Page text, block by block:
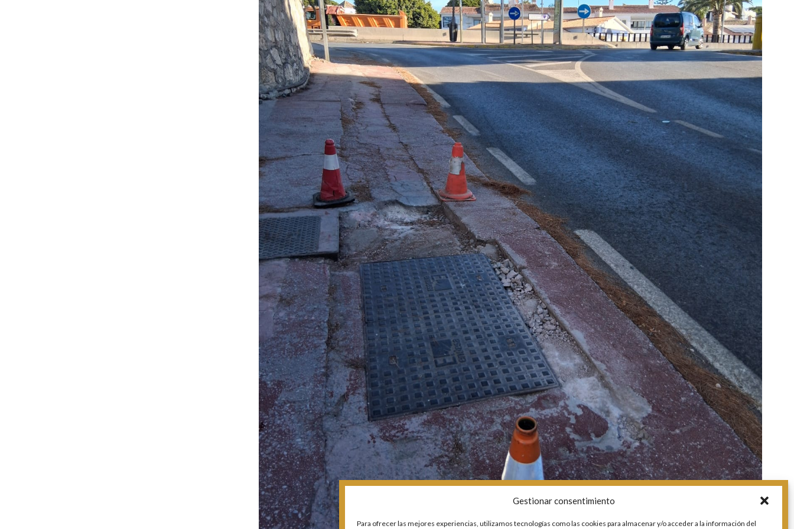
Gestionar consentimiento
Para ofrecer las mejores experiencias, utilizamos tecnologías como las cookies para almacenar y/o acceder a la información del